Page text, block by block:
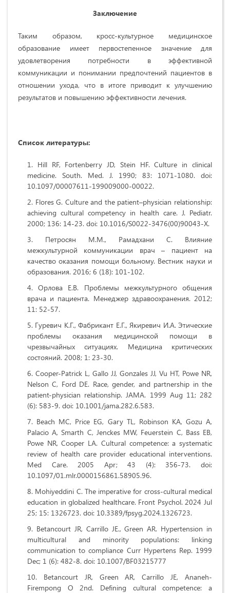
Заключение
Таким образом, кросс-культурное медицинское
образование имеет первостепенное значение для
удовлетворения потребности в эффективной
коммуникации и понимании предпочтений пациентов в
отношении ухода, что в итоге приводит к улучшению
результатов и повышению эффективности лечения.
Список литературы:
Hill RF, Fortenberry JD, Stein HF. Culture in clinical
medicine. South. Med. J. 1990; 83: 1071-1080. doi:
10.1097/00007611-199009000-00022.
Flores G. Culture and the patient–physician relationship:
achieving cultural competency in health care. J. Pediatr.
2000; 136: 14-23. doi: 10.1016/S0022-3476(00)90043-X.
Петросян М.М., Рамадхани С. Влияние
межкультурной коммуникации врач – пациент на
качество оказания помощи больному. Вестник науки и
образования. 2016; 6 (18): 101-102.
Орлова Е.В. Проблемы межкультурного общения
врача и пациента. Менеджер здравоохранения. 2012;
11: 52-57.
Гуревич К.Г., Фабрикант Е.Г., Якиревич И.А. Этические
проблемы оказания медицинской помощи в
чрезвычайных ситуациях. Медицина критических
состояний. 2008; 1: 23-30.
Cooper-Patrick L, Gallo JJ, Gonzales JJ, Vu HT, Powe NR,
Nelson C, Ford DE. Race, gender, and partnership in the
patient-physician relationship. JAMA. 1999 Aug 11; 282
(6): 583-9. doi: 10.1001/jama.282.6.583.
Beach MC, Price EG, Gary TL, Robinson KA, Gozu A,
Palacio A, Smarth C, Jenckes MW, Feuerstein C, Bass EB,
Powe NR, Cooper LA. Cultural competence: a systematic
review of health care provider educational interventions.
Med Care. 2005 Apr; 43 (4): 356-73. doi:
10.1097/01.mlr.0000156861.58905.96.
Mohiyeddini C. The imperative for cross-cultural medical
education in globalized healthcare. Front Psychol. 2024 Jul
25; 15: 1326723. doi: 10.3389/fpsyg.2024.1326723.
Betancourt JR, Carrillo JE., Green AR. Hypertension in
multicultural and minority populations: linking
communication to compliance Curr Hypertens Rep. 1999
Dec; 1 (6): 482-8. doi: 10.1007/BF03215777
Betancourt JR, Green AR, Carrillo JE, Ananeh-
Firempong O 2nd. Defining cultural competence: a